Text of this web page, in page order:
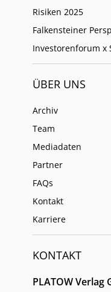
Risiken 2025
Falkensteiner
Investorenforum x
ÜBER UNS
Archiv
Team
Mediadaten
Partner
FAQs
Kontakt
Karriere
KONTAKT
PLATOW Verlag